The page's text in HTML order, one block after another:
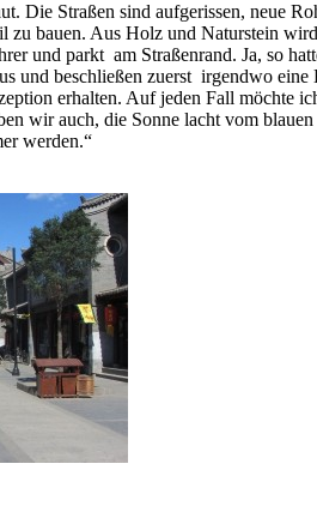
Die Straßen sind aufgerissen, neue
zu bauen. Aus Holz und Naturstein
und parkt am Straßenrand. Ja, so
und beschließen zuerst irgendwo eine
erhalten. Auf jeden Fall möchte
wir auch, die Sonne lacht vom
werden.“